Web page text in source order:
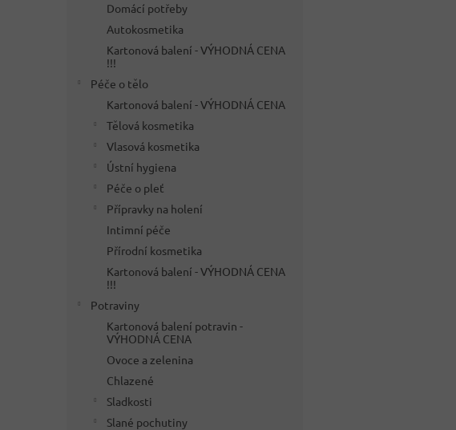
Domácí potřeby
Autokosmetika
Kartonová balení - VÝHODNÁ CENA
!!!
Péče o tělo
Kartonová balení - VÝHODNÁ CENA
Tělová kosmetika
Vlasová kosmetika
Ústní hygiena
Péče o pleť
Přípravky na holení
Intimní péče
Přírodní kosmetika
Kartonová balení - VÝHODNÁ CENA
!!!
Potraviny
Kartonová balení potravin -
VÝHODNÁ CENA
Ovoce a zelenina
Chlazené
Sladkosti
Slané pochutiny